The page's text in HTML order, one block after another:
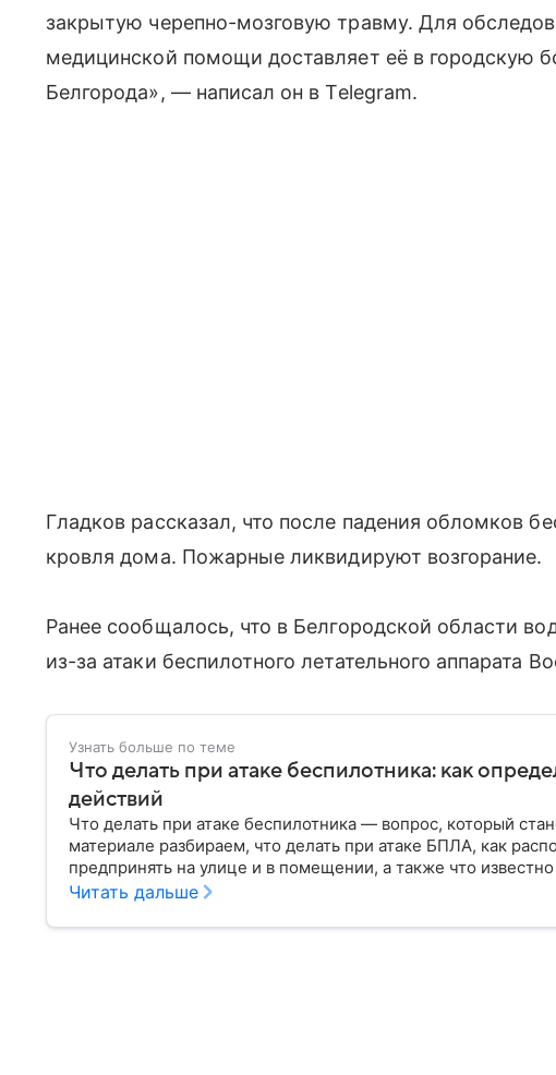
закрытую черепно-мозговую травму. Для
медицинской помощи доставляет её в городскую
Белгорода», — написал он в Telegram.
Гладков рассказал, что после падения обломков
кровля дома. Пожарные ликвидируют возгорание.
Ранее сообщалось, что в Белгородской области
из-за атаки беспилотного летательного аппарата
Узнать больше по теме
Что делать при атаке беспилотника: как
действий
Что делать при атаке беспилотника — вопрос, который
материале разбираем, что делать при атаке БПЛА, как
предпринять на улице и в помещении, а также что
Читать дальше